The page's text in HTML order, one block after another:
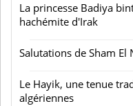
La princesse Badiya
hachémite d'Irak
Salutations de Sham
Le Hayik, une tenue
algériennes